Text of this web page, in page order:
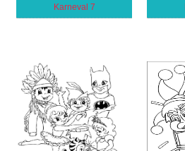
Karneval 7